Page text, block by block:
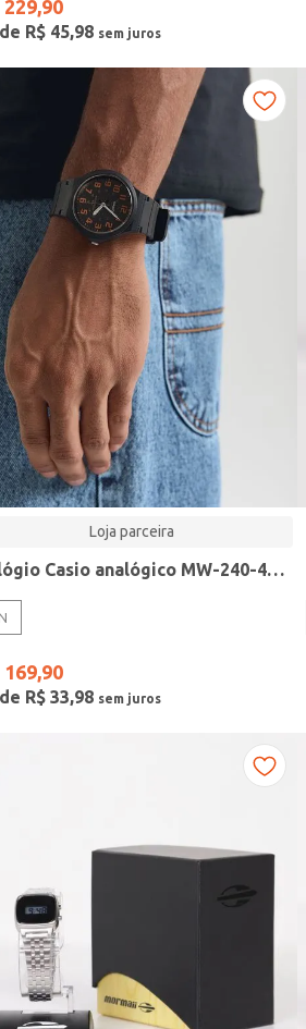
229,90
R$ 45,98
Loja parceira
Relógio Casio analógico MW-240-4BVDF-SC
169,90
R$ 33,98